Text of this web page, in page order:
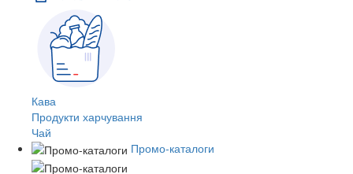
Кава
Продукти харчування
Чай
Промо-каталоги